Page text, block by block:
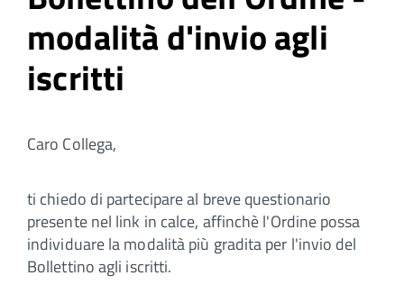
modalità d'invio agli
iscritti
Caro Collega,
ti chiedo di partecipare al breve questionario
presente nel link in calce, affinchè l'Ordine possa
individuare la modalità più gradita per l'invio del
Bollettino agli iscritti.